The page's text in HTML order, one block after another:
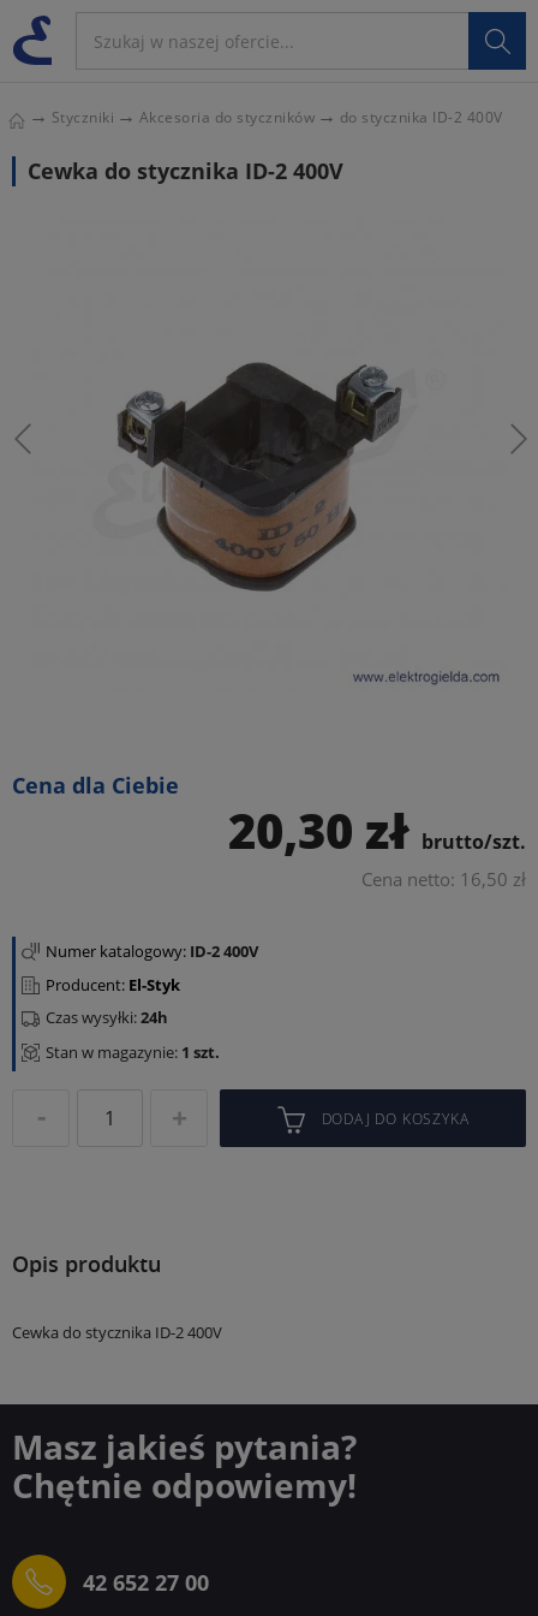

Styczniki Akcesoria do styczników do stycznika ID-2 400V
Cewka do stycznika ID-2 400V
Cena dla Ciebie
20,30 zł brutto/szt.
Cena netto: 16,50 zł
Numer katalogowy: ID-2 400V
Producent: El-Styk
Stan w magazynie: 1 szt.
Czas wysyłki:24h
DODAJ DO KOSZYKA
Opis produktu
Cewka do stycznika ID-2 400V
Masz jakieś pytania?
Chętnie odpowiemy!
42 652 27 00